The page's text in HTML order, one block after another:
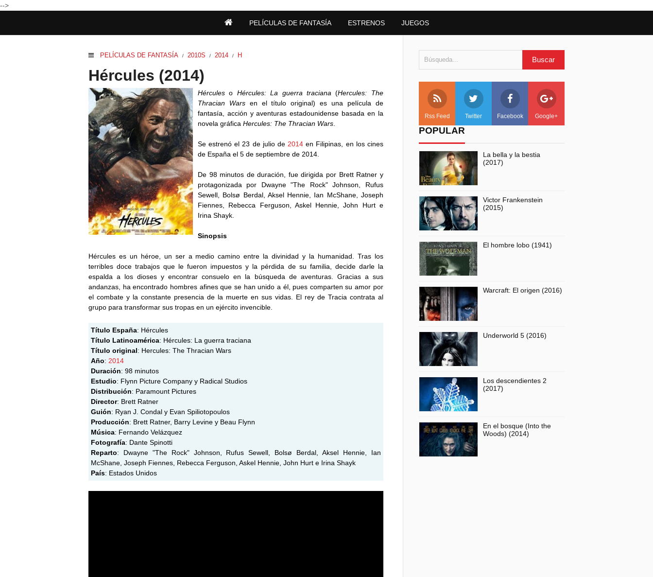
-->
PELÍCULAS DE FANTASÍA ESTRENOS JUEGOS
PELÍCULAS DE FANTASÍA / 2010S / 2014 / H
Hércules (2014)
Hércules o Hércules: La guerra traciana (Hercules: The
Thracian Warsen el título original) es una película de
fantasía, acción y aventuras estadounidense basada en la
novela gráfica Hercules: The Thracian Wars
Se estrenó el 23 de julio de 2014 en Filipinas, en los cines
de España el 5 de septiembre de 2014.
De 98 minutos de duración, fue dirigida por Brett Ratner y
protagonizada por Dwayne "The Rock" Johnson, Rufus
Sewell, Bolsø Berdal, Aksel Hennie, Ian McShane, Joseph
Fiennes, Rebecca Ferguson, Askel Hennie, John Hurt e
Irina Shayk.
Sinopsis
Hércules es un héroe, un ser a medio camino entre la divinidad y la humanidad. Tras los
terribles doce trabajos que le fueron impuestos y la pérdida de su familia, decide darle la
espalda a los dioses y encontrar consuelo en la búsqueda de aventuras. Gracias a sus
andanzas, ha encontrado hombres afines que se han unido a él, pues comparten su amor por
el combate y la constante presencia de la muerte en sus vidas. El rey de Tracia contrata al
grupo para transformar sus tropas en un ejército invencible.
Título España: Hércules
Título Latinoamérica: Hércules: La guerra traciana
Título original: Hercules: The Thracian Wars
Año: 2014
Duración: 98 minutos
Estudio: Flynn Picture Company y Radical Studios
Distribución: Paramount Pictures
Director: Brett Ratner
Guión: Ryan J. Condal y Evan Spiliotopoulos
Producción: Brett Ratner, Barry Levine y Beau Flynn
Música: Fernando Velázquez
Fotografía: Dante Spinotti
Reparto: Dwayne "The Rock" Johnson, Rufus Sewell, Bolsø Berdal, Aksel Hennie, Ian
McShane, Joseph Fiennes, Rebecca Ferguson, Askel Hennie, John Hurt e Irina Shayk
País: Estados Unidos
Rss Feed Twitter Facebook Google+
POPULAR
La bella y la bestia
(2017)
Victor Frankenstein
(2015)
El hombre lobo (1941)
Warcraft: El origen (2016)
Underworld 5 (2016)
Los descendientes 2
(2017)
En el bosque (Into the
Woods) (2014)